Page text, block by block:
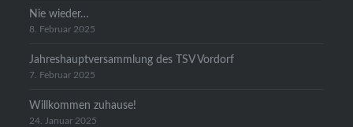
Nie wieder…
8. Februar 2025
Jahreshauptversammlung des TSV Vordorf
7. Februar 2025
Willkommen zuhause!
24. Januar 2025